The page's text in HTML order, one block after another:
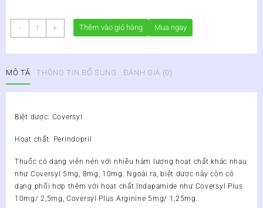
-
THUỐC
ĐIỀU
HUYẾT
ÁP
lượng
+ Thêm vào giỏ hàng Mua ngay
MÔ TẢ THÔNG TIN BỔ SUNG ĐÁNH GIÁ (0)
Biệt dược: Coversyl
Hoạt chất: Perindopril
Thuốc có dạng viên nén với nhiều hàm lượng hoạt chất khác nhau
như Coversyl 5mg, 8mg, 10mg. Ngoài ra, biệt dược này còn có
dạng phối hợp thêm với hoạt chất Indapamide như Coversyl Plus
10mg/ 2,5mg, Coversyl Plus Arginine 5mg/ 1,25mg.